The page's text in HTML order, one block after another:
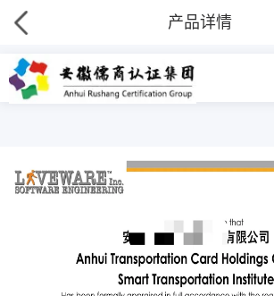
产品详情
CMMI认证 - 资质证书